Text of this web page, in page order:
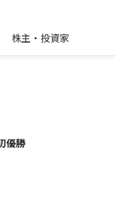
株主・投資家
優勝